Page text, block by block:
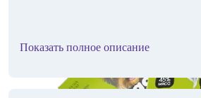
Показать полное описание